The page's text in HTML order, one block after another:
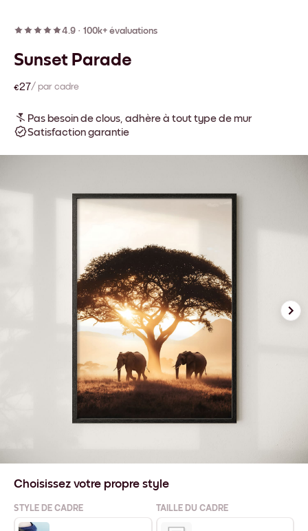
4.9 · 100k+ évaluations
Sunset Parade
€27/ par cadre
Pas besoin de clous, adhère à tout type de mur
Satisfaction garantie
Choisissez votre propre style
STYLE DE CADRE TAILLE DU CADRE